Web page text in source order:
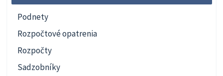
Podnety
Rozpočtové opatrenia
Rozpočty
Sadzobníky